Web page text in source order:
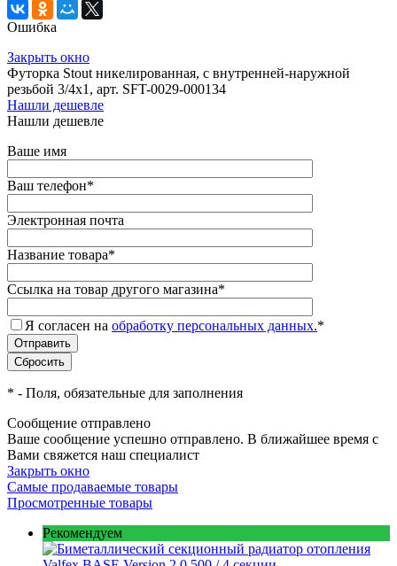
Ошибка
Закрыть окно
Футорка Stout никелированная, с внутренней-наружной
резьбой 3/4х1, арт. SFT-0029-000134
Нашли дешевле
Нашли дешевле
Ваше имя
Ваш телефон*
Электронная почта
Название товара*
Ссылка на товар другого магазина*
Я согласен на обработку персональных данных.*
* - Поля, обязательные для заполнения
Сообщение отправлено
Ваше сообщение успешно отправлено. В ближайшее время с
Вами свяжется наш специалист
Закрыть окно
Самые продаваемые товары
Просмотренные товары
Рекомендуем